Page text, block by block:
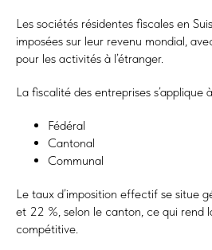
Les sociétés résidentes fiscales en
imposées sur leur revenu mondial,
pour les activités à l’étranger.
La fiscalité des entreprises s’applique
Fédéral
Cantonal
Communal
Le taux d’imposition effectif se situe
et 22 %, selon le canton, ce qui rend
compétitive.